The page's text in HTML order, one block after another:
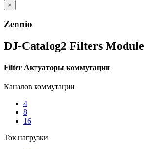
×
Zennio
DJ-Catalog2 Filters Module
Filter Актуаторы коммутации
Каналов коммутации
4
8
16
Ток нагрузки